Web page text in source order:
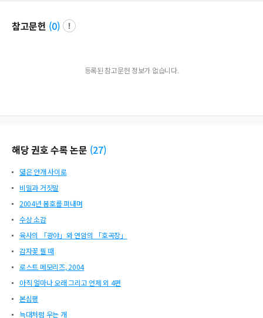
참고문헌 (0)
등록된 참고문헌 정보가 없습니다.
해당 권호 수록 논문 (27)
엷은 안개 사이로
비밀과 거짓말
2004년 봄호를 펴내며
수상 소감
육사의 「광야」와 연암의 「호곡장」
감자꽃 필 때
로스트 메모리즈, 2004
아직 얼마나 오래 그리고 언제 외 4편
본심평
늑대처럼 우는 개